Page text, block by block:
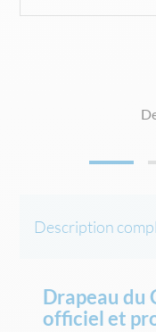
Description
Drapeau du
officiel et